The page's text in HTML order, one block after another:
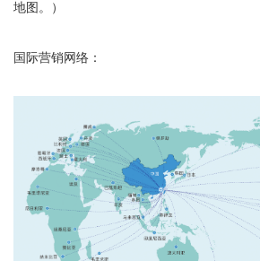
地图。）
国际营销网络：